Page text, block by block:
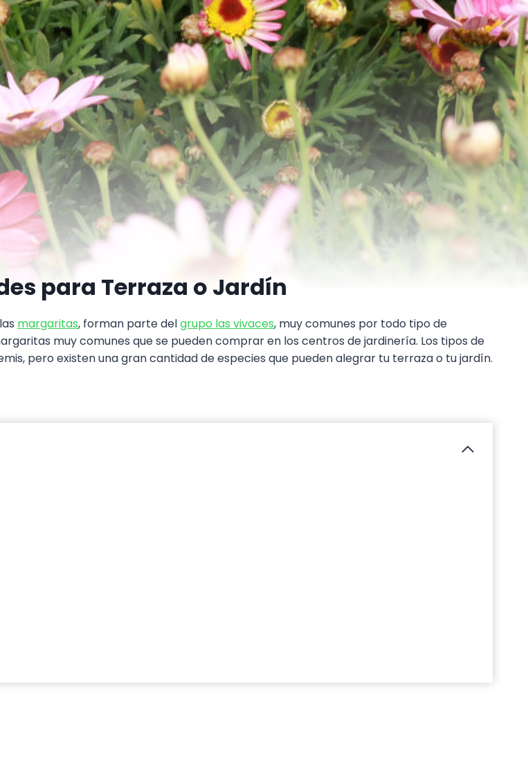
para Terraza o Jardín
margaritas, forman parte delgrupo las vivaces, muy comunes por todo tipo de
muy comunes que se pueden comprar en los centros de jardinería. Los tipos de
pero existen una gran cantidad de especies que pueden alegrar tu terraza o tu jardín.